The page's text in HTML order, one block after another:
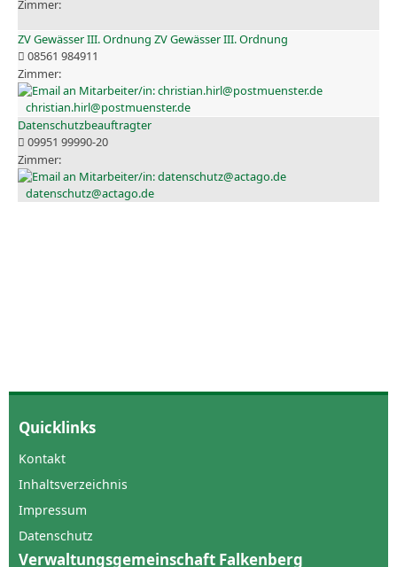
ZV Gewässer III. Ordnung ZV Gewässer III. Ordnung
08561 984911
christian.hirl@postmuenster.de
Datenschutzbeauftragter
09951 99990-20
datenschutz@actago.de
Quicklinks
Kontakt
Inhaltsverzeichnis
Impressum
Datenschutz
Verwaltungsgemeinschaft Falkenberg